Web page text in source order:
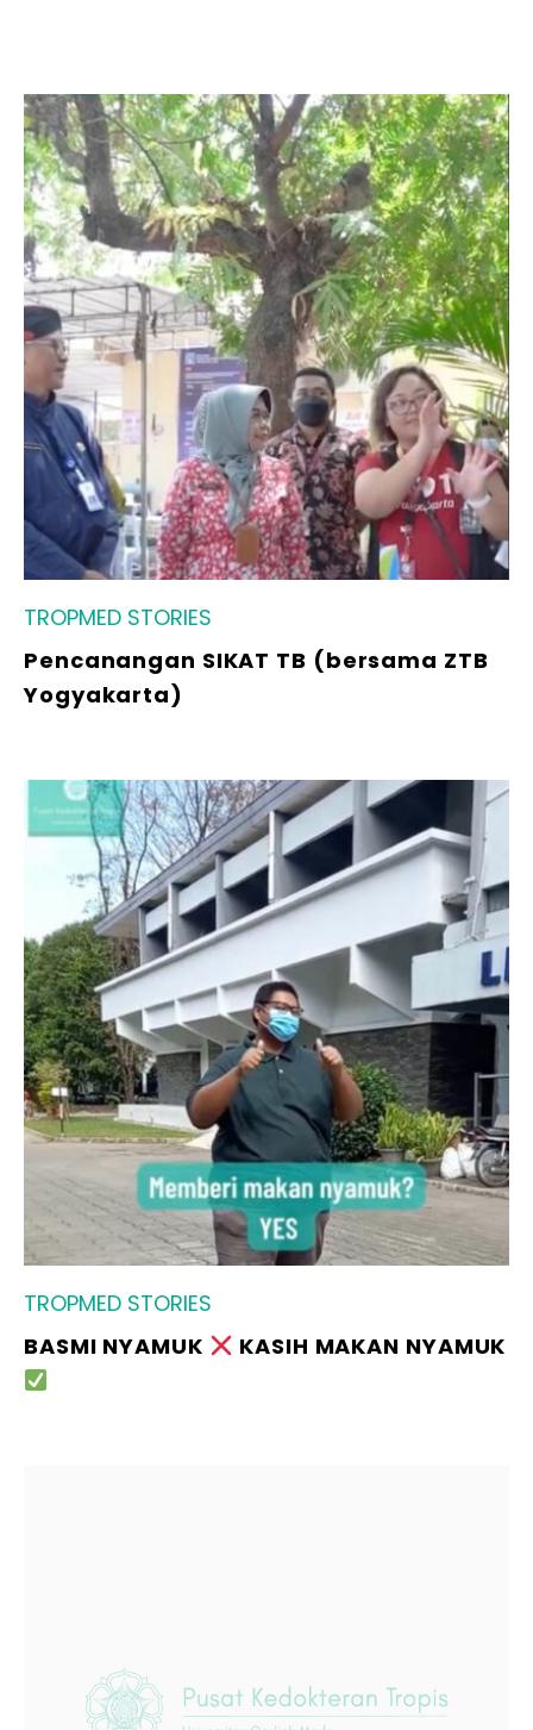
TROPMED STORIES
Pencanangan SIKAT TB (bersama ZTB
Yogyakarta)
TROPMED STORIES
BASMI NYAMUK
KASIH MAKAN NYAMUK